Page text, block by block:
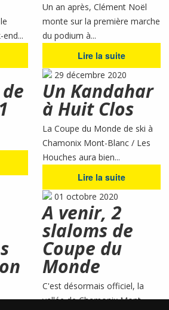
Un an après, Clément Noël
monte sur la première marche
du podium à...
Lire la suite
29 décembre 2020
Un Kandahar
à Huit Clos
La Coupe du Monde de ski à
Chamonix Mont-Blanc / Les
Houches aura bien...
Lire la suite
01 octobre 2020
A venir, 2
slaloms de
Coupe du
Monde
C'est désormais officiel, la
vallée de Chamonix Mont-